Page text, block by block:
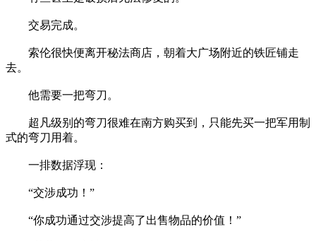
交易完成。
索伦很快便离开秘法商店，朝着大广场附近的铁匠铺走
去。
他需要一把弯刀。
超凡级别的弯刀很难在南方购买到，只能先买一把军用制
式的弯刀用着。
一排数据浮现：
“交涉成功！”
“你成功通过交涉提高了出售物品的价值！”